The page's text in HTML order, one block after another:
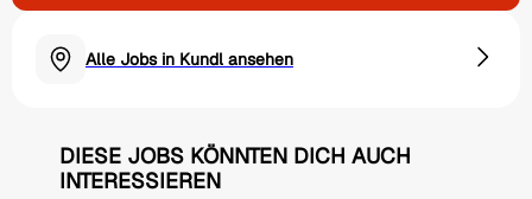
Alle Jobs in Kundl ansehen
DIESE JOBS KÖNNTEN DICH AUCH
INTERESSIEREN